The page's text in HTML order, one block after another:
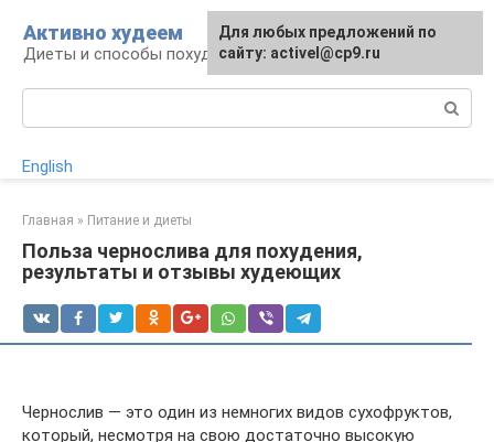
контенту
Активно худеем
Диеты и способы похудения
English
Главная » Питание и диеты
Польза чернослива для похудения,
результаты и отзывы худеющих
Чернослив — это один из немногих видов сухофруктов,
который, несмотря на свою достаточно высокую
Для любых предложений по
сайту: activel@cp9.ru